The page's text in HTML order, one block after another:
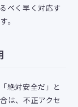
べく早く対応す
。
絶対安全だ」と
は、不正アクセ